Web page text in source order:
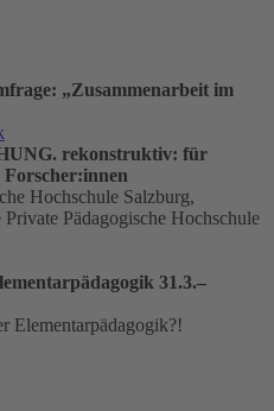
„Zusammenarbeit im
rekonstruktiv: für
Hochschule Salzburg,
Pädagogische Hochschule
31.3.–
Elementarpädagogik?!